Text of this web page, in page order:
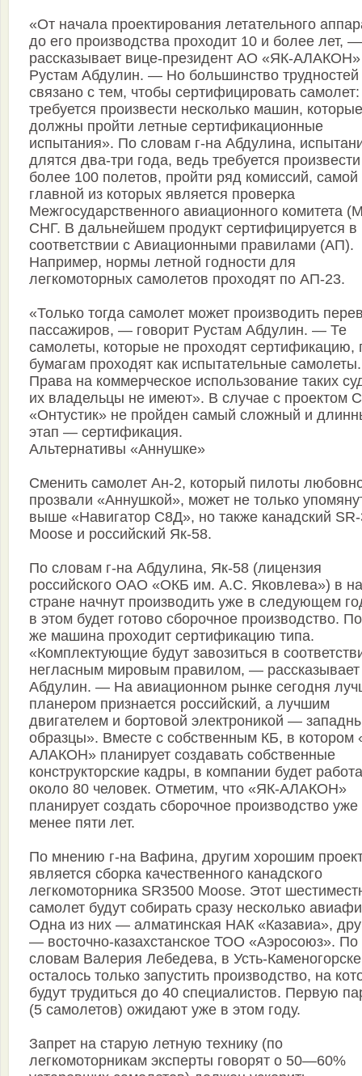
«От начала проектирования летательного
до его производства проходит 10 и более лет, —
рассказывает вице-президент АО «ЯК-АЛАКОН»
Рустам Абдулин. — Но большинство трудностей
связано с тем, чтобы сертифицировать самолет:
требуется произвести несколько машин, которые
должны пройти летные сертификационные
испытания». По словам г-на Абдулина,
длятся два-три года, ведь требуется произвести
более 100 полетов, пройти ряд комиссий, самой
главной из которых является проверка
Межгосударственного авиационного комитета
СНГ. В дальнейшем продукт сертифицируется в
соответствии с Авиационными правилами (АП).
Например, нормы летной годности для
легкомоторных самолетов проходят по АП-23.
«Только тогда самолет может производить
пассажиров, — говорит Рустам Абдулин. — Те
самолеты, которые не проходят сертификацию,
бумагам проходят как испытательные самолеты.
Права на коммерческое использование таких
их владельцы не имеют». В случае с проектом
«Онтустик» не пройден самый сложный и
этап — сертификация.
Альтернативы «Аннушке»
Сменить самолет Ан-2, который пилоты
прозвали «Аннушкой», может не только
выше «Навигатор С8Д», но также канадский
Moose и российский Як-58.
По словам г-на Абдулина, Як-58 (лицензия
российского ОАО «ОКБ им. А.С. Яковлева») в
стране начнут производить уже в следующем
в этом будет готово сборочное производство.
же машина проходит сертификацию типа.
«Комплектующие будут завозиться в
негласным мировым правилом, — рассказывает
Абдулин. — На авиационном рынке сегодня
планером признается российский, а лучшим
двигателем и бортовой электроникой —
образцы». Вместе с собственным КБ, в котором
АЛАКОН» планирует создавать собственные
конструкторские кадры, в компании будет
около 80 человек. Отметим, что «ЯК-АЛАКОН»
планирует создать сборочное производство уже
менее пяти лет.
По мнению г-на Вафина, другим хорошим
является сборка качественного канадского
легкомоторника SR3500 Moose. Этот
самолет будут собирать сразу несколько
Одна из них — алматинская НАК «Казавиа»,
— восточно-казахстанское ТОО «Аэросоюз». По
словам Валерия Лебедева, в Усть-Каменогорске
осталось только запустить производство, на
будут трудиться до 40 специалистов. Первую
(5 самолетов) ожидают уже в этом году.
Запрет на старую летную технику (по
легкомоторникам эксперты говорят о 50—60%